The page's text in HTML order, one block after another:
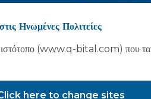
- Έξοδος στο
J- Δωμάτιο
Ηνωμένες Πολιτείες
ιστότοπο (www.q-bital.com) που
here to change sites